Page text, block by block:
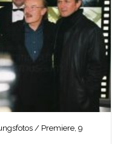
/ Premiere, 9